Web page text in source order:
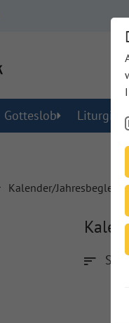
Gotteslob
Kalender/Jahresbegleiter